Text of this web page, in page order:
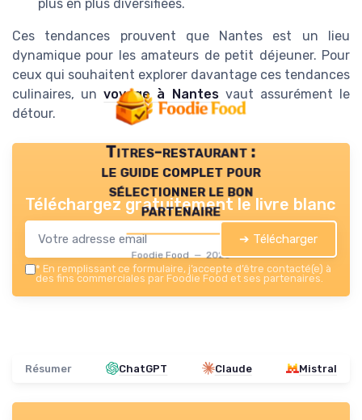
plus en plus diversifiées.
Ces tendances prouvent que Nantes est un lieu
dynamique pour les amateurs de petit déjeuner. Pour
ceux qui souhaitent explorer davantage ces tendances
culinaires, unvoyage à Nantesvaut assurément le
détour.
Titres-restaurant :
le guide complet pour
sélectionner le bon
partenaire
Foodie Food — 2026
Téléchargez gratuitement le livre blanc
➔ Télécharger
* En remplissant ce formulaire, j’accepte d’être contacté(e) à
des fins commerciales par Foodie Food et ses partenaires.
Résumer ChatGPT Claude Mistral